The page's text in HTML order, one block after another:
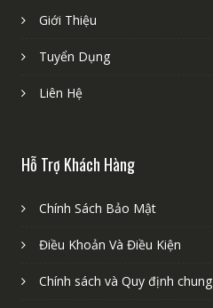
Giới Thiệu
Tuyển Dụng
Liên Hệ
Hỗ Trợ Khách Hàng
Chính Sách Bảo Mật
Điều Khoản Và Điều Kiện
Chính sách và Quy định chung